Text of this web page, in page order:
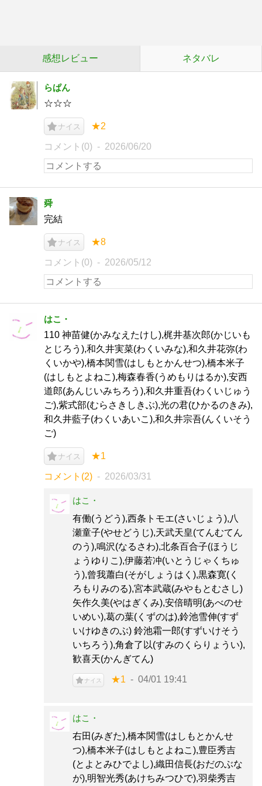
感想レビュー ネタバレ
らぱん
☆☆☆
ナイス ★2
コメント(0) 2026/06/20
舜
完結
ナイス ★8
コメント(0) 2026/05/12
はこ・
110 神苗健(かみなえたけし),梶井基次郎(かじいも
とじろう),和久井実菜(わくいみな),和久井花弥(わ
くいかや),橋本関雪(はしもとかんせつ),橋本米子
(はしもとよねこ),梅森春香(うめもりはるか),安西
道郎(あんじいみちろう),和久井重吾(わくいじゅう
ご),紫式部(むらさきしきぶ),光の君(ひかるのきみ),
和久井藍子(わくいあいこ),和久井宗吾(んくいそう
ご)
ナイス ★1
コメント(2) 2026/03/31
はこ・
有働(うどう),西条トモエ(さいじょう),八
瀬童子(やせどうじ),天武天皇(てんむてん
のう),鳴沢(なるさわ),北条百合子(ほうじ
ょうゆりこ),伊藤若冲(いとうじゃくちゅ
う),曾我蕭白(そがしょうはく),黒森寛(く
ろもりみのる),宮本武蔵(みやもとむさし)
矢作久美(やはぎくみ),安倍晴明(あべのせ
いめい),葛の葉(くずのは),鈴池雪伸(すず
いけゆきのぶ) 鈴池霜一郎(すずいけそう
いちろう),角倉了以(すみのくらりょうい),
歓喜天(かんぎてん)
ナイス ★1 04/01 19:41
はこ・
右田(みぎた),橋本関雪(はしもとかんせ
つ),橋本米子(はしもとよねこ),豊臣秀吉
(とよとみひでよし),織田信長(おだのぶな
が),明智光秀(あけちみつひで),羽柴秀吉